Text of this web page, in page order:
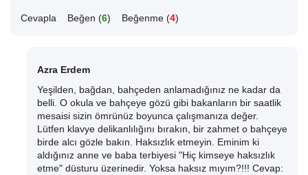
Cevapla Beğen (6) Beğenme (4)
Azra Erdem
Yeşilden, bağdan, bahçeden anlamadığınız ne kadar da
belli. O okula ve bahçeye gözü gibi bakanların bir saatlik
mesaisi sizin ömrünüz boyunca çalışmanıza değer.
Lütfen klavye delikanlılığını bırakın, bir zahmet o bahçeye
birde alcı gözle bakın. Haksızlık etmeyin. Eminim ki
aldığınız anne ve baba terbiyesi "Hiç kimseye haksızlık
etme" düsturu üzerinedir. Yoksa haksız mıyım?!!! Cevap: